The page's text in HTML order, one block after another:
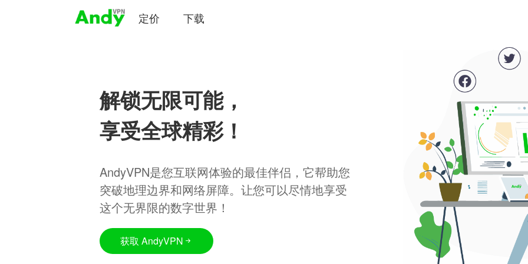
定价 下载
解锁无限可能，
享受全球精彩！
AndyVPN是您互联网体验的最佳伴侣，它帮助您
突破地理边界和网络屏障。让您可以尽情地享受
这个无界限的数字世界！
获取 AndyVPN